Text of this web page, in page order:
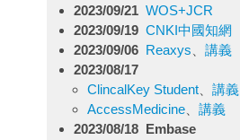
2023/09/21 WOS+JCR
2023/09/19CNKI中國知網
2023/09/06 Reaxys 、講義
2023/08/17
ClincalKey Student 、講義
AccessMedicine 、講義
2023/08/18 Embase